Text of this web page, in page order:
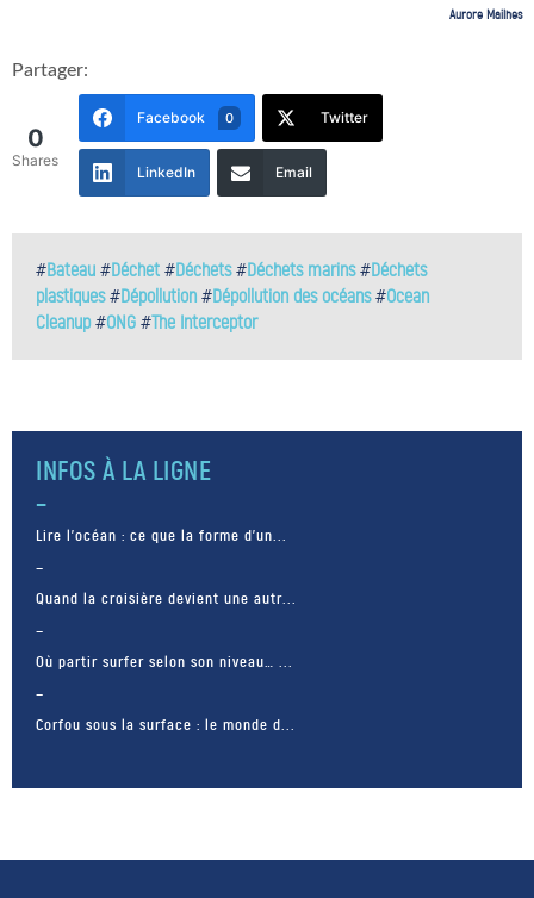
Aurore Mailhes
Partager:
0
Shares
Facebook 0 Twitter
LinkedIn Email
#Bateau #Déchet #Déchets#Déchets marins#Déchets
plastiques#Dépollution #Dépollution des océans#Ocean
Cleanup#ONG #The Interceptor
INFOS À LA LIGNE
Lire l’océan : ce que la forme d’un...
Quand la croisière devient une autr...
Où partir surfer selon son niveau… ...
Corfou sous la surface : le monde d...